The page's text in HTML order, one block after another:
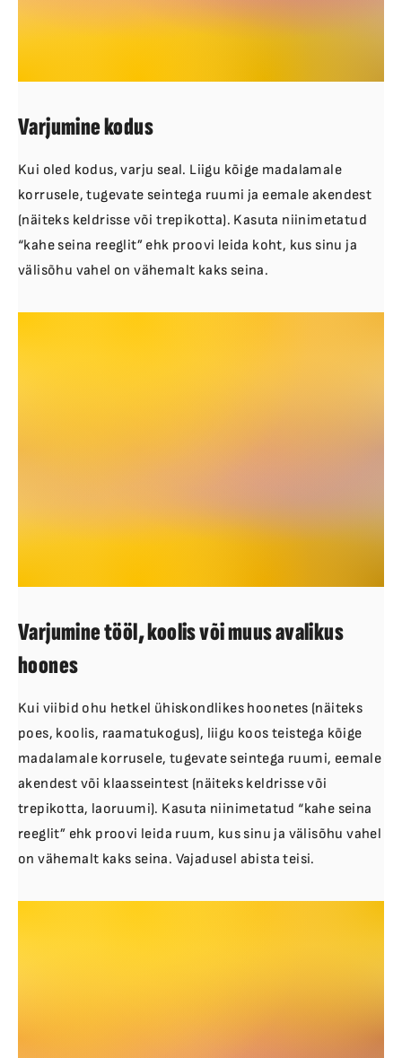
Varjumine kodus
Kui oled kodus, varju seal. Liigu kõige madalamale
korrusele, tugevate seintega ruumi ja eemale akendest
(näiteks keldrisse või trepikotta). Kasuta niinimetatud
“kahe seina reeglit” ehk proovi leida koht, kus sinu ja
välisõhu vahel on vähemalt kaks seina.
Varjumine tööl, koolis või muus avalikus
hoones
Kui viibid ohu hetkel ühiskondlikes hoonetes (näiteks
poes, koolis, raamatukogus), liigu koos teistega kõige
madalamale korrusele, tugevate seintega ruumi, eemale
akendest või klaasseintest (näiteks keldrisse või
trepikotta, laoruumi). Kasuta niinimetatud “kahe seina
reeglit” ehk proovi leida ruum, kus sinu ja välisõhu vahel
on vähemalt kaks seina. Vajadusel abista teisi.